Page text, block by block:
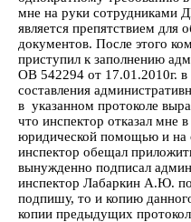
мне на руки сотрудниками
является препятствием для
документов. После этого
приступил к заполнению
ОВ 542294 от 17.01.2010г.
составления
в указанном протоколе
что инспектор отказал мне
юридической помощью и на
инспектор обещал
вынужденно подписал
инспектор Лабаркин А.Ю.
подпишу, то и копию
копии предыдущих